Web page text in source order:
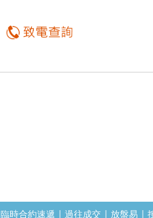
臨時合約速遞 | 過往成交 | 放盤易 |